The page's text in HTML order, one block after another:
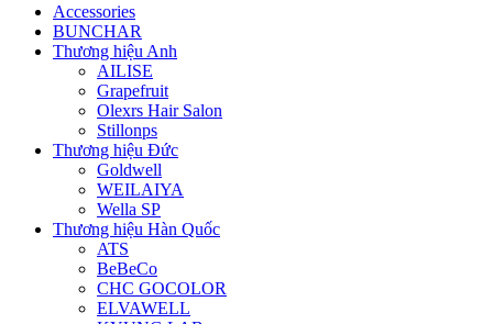
Accessories
BUNCHAR
Thương hiệu Anh
AILISE
Grapefruit
Olexrs Hair Salon
Stillonps
Thương hiệu Đức
Goldwell
WEILAIYA
Wella SP
Thương hiệu Hàn Quốc
ATS
BeBeCo
CHC GOCOLOR
ELVAWELL